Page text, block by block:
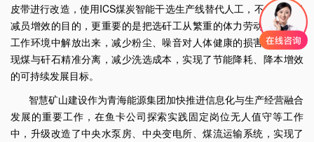
皮带进行改造，使用ICS煤炭智能干选生产线替代人工，不仅达到了
减员增效的目的，更重要的是把选矸工从繁重的体力劳动和艰苦的
工作环境中解放出来，减少粉尘、噪音对人体健康的损害，而且实
现煤与矸石精准分离，减少洗选成本，实现了节能降耗、降本增效
的可持续发展目标。
智慧矿山建设作为青海能源集团加快推进信息化与生产经营融合
发展的重要工作，在鱼卡公司探索实践固定岗位无人值守等工作
中，升级改造了中央水泵房、中央变电所、煤流运输系统，实现了